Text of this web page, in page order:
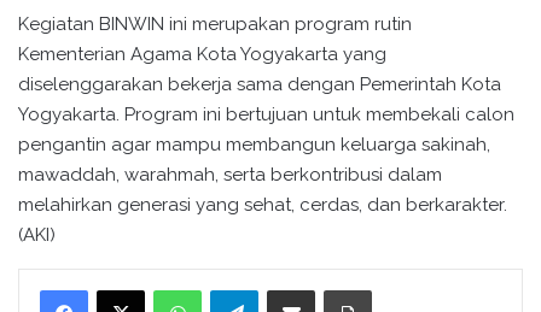
Kegiatan BINWIN ini merupakan program rutin
Kementerian Agama Kota Yogyakarta yang
diselenggarakan bekerja sama dengan Pemerintah Kota
Yogyakarta. Program ini bertujuan untuk membekali calon
pengantin agar mampu membangun keluarga sakinah,
mawaddah, warahmah, serta berkontribusi dalam
melahirkan generasi yang sehat, cerdas, dan berkarakter.
(AKI)
WhatsApp Telegram